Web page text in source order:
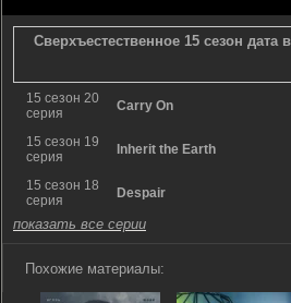
Сверхъестественное 15 сезон дата
15 сезон 20
серия
Carry On
15 сезон 19
серия
Inherit the Earth
15 сезон 18
серия
Despair
показать все серии
Похожие материалы: